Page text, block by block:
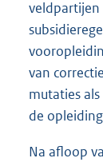
veldpartijen
van
mutaties
de
Na afloop